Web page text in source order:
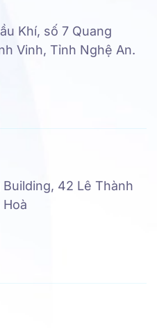
Khí, số 7 Quang
Vinh, Tỉnh Nghệ An.
42 Lê Thành